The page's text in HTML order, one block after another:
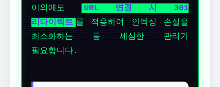
이외에도
URL 변경 시 301
리다이렉트 를 적용하여 인덱싱 손실을
최소화하는 등 세심한 관리가
필요합니다.